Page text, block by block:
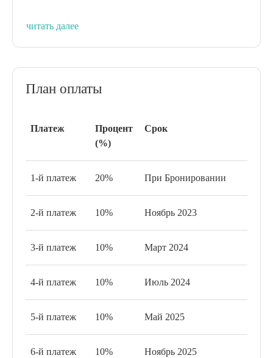
Место, где вы можете сбежать из города, где ваш
чувствуете себя принадлежащим вам, где вы
безграничны.
легкий доступ ко всем основным районам Дубая
гарантируют вам полноценную и активную жизнь.
Eden занимает прекрасное месторасположение в The
читать далее
План оплаты
Платеж
Процент
(%)
Срок
1-й платеж 20% При Бронировании
2-й платеж 10% Ноябрь 2023
3-й платеж 10% Март 2024
4-й платеж 10% Июль 2024
5-й платеж 10% Май 2025
6-й платеж 10% Ноябрь 2025